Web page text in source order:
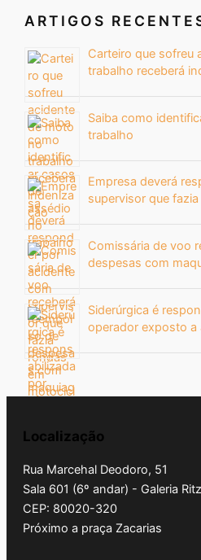
ARTIGOS
Carteiro que sofreu
trabalho receberá
Saiba como
trabalho
Empresa deverá
supervisor que
Comissária de voo
despesas com
Siderúrgica é
operador exposto a
Localização
Rua Marcehal Deodoro, 51
Sala 601 (6º andar) - Galeria
CEP: 80020-320
Próximo a praça Zacarias